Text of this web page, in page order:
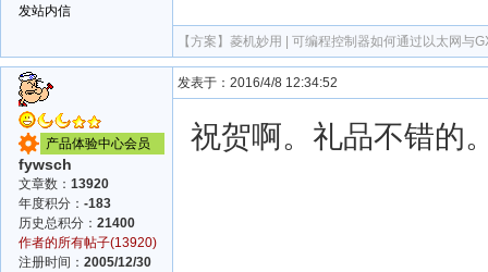
发站内信
【方案】 菱机妙用 | 可编程控制器如何通过以太网与
产品体验中心会员
fywsch
文章数： 13920
年度积分： -183
历史总积分： 21400
作者的所有帖子(13920)
注册时间： 2005/12/30
发表于：2016/4/8 12:34:52
祝贺啊。礼品不错的